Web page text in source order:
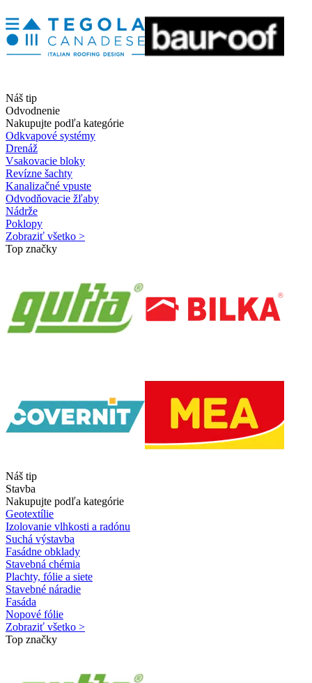
Náš tip
Odvodnenie
Nakupujte podľa kategórie
Odkvapové systémy
Drenáž
Vsakovacie bloky
Revízne šachty
Kanalizačné vpuste
Odvodňovacie žľaby
Nádrže
Poklopy
Zobraziť všetko >
Top značky
Náš tip
Stavba
Nakupujte podľa kategórie
Geotextílie
Izolovanie vlhkosti a radónu
Suchá výstavba
Fasádne obklady
Stavebná chémia
Plachty, fólie a siete
Stavebné náradie
Fasáda
Nopové fólie
Zobraziť všetko >
Top značky